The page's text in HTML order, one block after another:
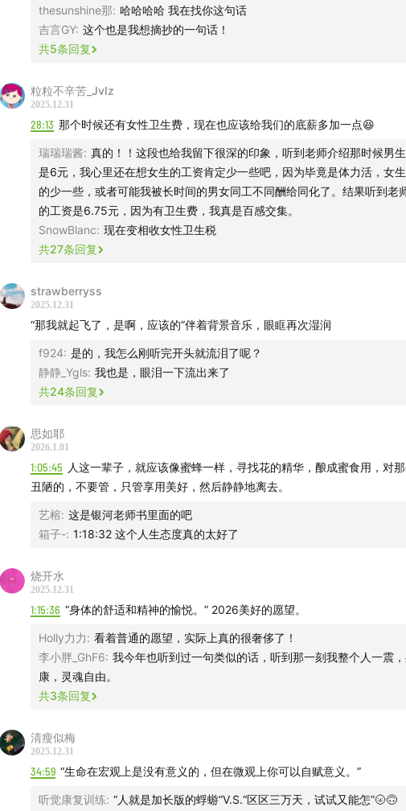
他们的关系被反复书写，却始终建立在平等与欣赏之上，28年过去，她
梦中提醒他注意心脏——那是一种不需要告别的关系。
她说，人生在宇宙尺度上如蜉蝣般短暂，并无宏观意义；但在微观层面
为自己设定标准：身体的舒适，精神的愉悦。若还能在其中获得爱与美
够了。
thesunshine那: 哈哈哈哈 我在找你这句话
吉言GY: 这个也是我想摘抄的一句话！
共5条回复
粒粒不辛苦_JvIz
2025.12.31
28:13 那个时候还有女性卫生费，现在也应该给我们的底薪多加一点😆
瑞瑞瑞酱: 真的！！这段也给我留下很深的印象，听到老师介绍那时候男
是6元，我心里还在想女生的工资肯定少一些吧，因为毕竟是体力活，女
的少一些，或者可能我被长时间的男女同工不同酬给同化了。结果听到老
的工资是6.75元，因为有卫生费，我真是百感交集。
SnowBlanc: 现在变相收女性卫生税
共27条回复
strawberryss
2025.12.31
“那我就起飞了，是啊，应该的”伴着背景音乐，眼眶再次湿润
f924: 是的，我怎么刚听完开头就流泪了呢？
静静_Ygls: 我也是，眼泪一下流出来了
共24条回复
思如耶
2026.1.01
1:05:45 人这一辈子，就应该像蜜蜂一样，寻找花的精华，酿成蜜食用，对
丑陋的，不要管，只管享用美好，然后静静地离去。
艺榕: 这是银河老师书里面的吧
箱子-: 1:18:32 这个人生态度真的太好了
烧开水
2025.12.31
1:15:36 “身体的舒适和精神的愉悦。” 2026美好的愿望。
Holly力力: 看着普通的愿望，实际上真的很奢侈了！
李小胖_GhF6: 我今年也听到过一句类似的话，听到那一刻我整个人一震
康，灵魂自由。
共3条回复
清瘦似梅
2025.12.31
34:59 “生命在宏观上是没有意义的，但在微观上你可以自赋意义。”
听觉康复训练: “人就是加长版的蜉蝣”V.S.“区区三万天，试试又能怎”🌝🙃